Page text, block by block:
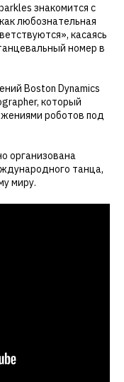
знакомится с
любознательная
касаясь
номер в
Boston Dynamics
который
роботов под
организована
танца,
миру.